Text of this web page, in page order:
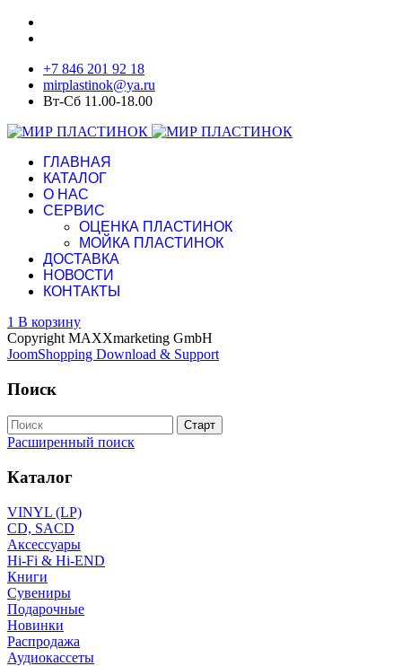
+7 846 201 92 18
mirplastinok@ya.ru
Вт-Сб 11.00-18.00
ГЛАВНАЯ
КАТАЛОГ
О НАС
СЕРВИС
ОЦЕНКА ПЛАСТИНОК
МОЙКА ПЛАСТИНОК
ДОСТАВКА
НОВОСТИ
КОНТАКТЫ
1 В корзину
Copyright MAXXmarketing GmbH
JoomShopping Download & Support
Поиск
Расширенный поиск
Каталог
VINYL (LP)
CD, SACD
Аксессуары
Hi-Fi & Hi-END
Книги
Сувениры
Подарочные
Новинки
Распродажа
Аудиокассеты